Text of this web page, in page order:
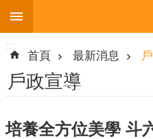
跳到主要內容區塊
進
階
搜
尋
:::
首頁 最新消息
戶政宣導
培養全方位美學 斗